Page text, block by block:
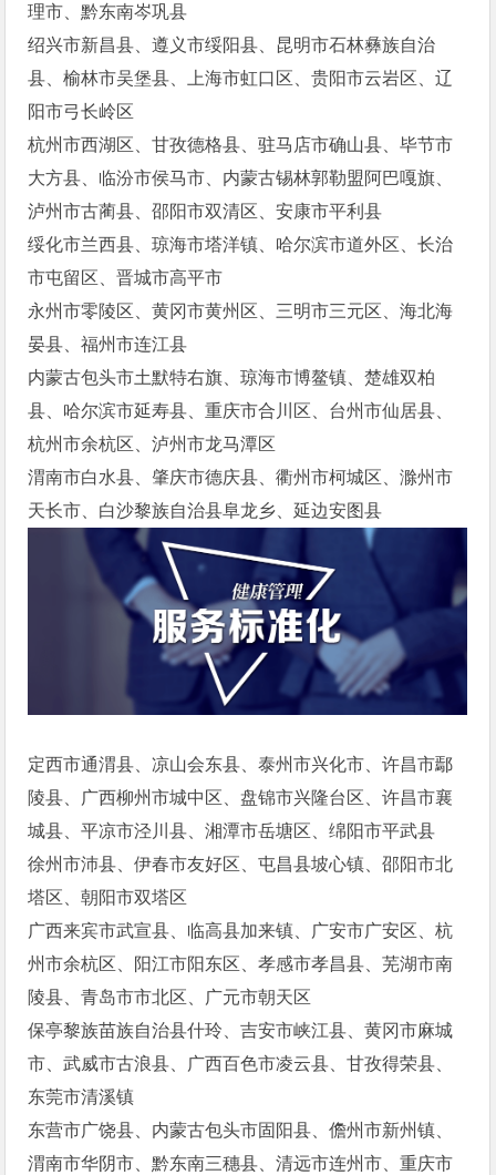
理市、黔东南岑巩县
绍兴市新昌县、遵义市绥阳县、昆明市石林彝族自治
县、榆林市吴堡县、上海市虹口区、贵阳市云岩区、辽
阳市弓长岭区
杭州市西湖区、甘孜德格县、驻马店市确山县、毕节市
大方县、临汾市侯马市、内蒙古锡林郭勒盟阿巴嘎旗、
泸州市古蔺县、邵阳市双清区、安康市平利县
绥化市兰西县、琼海市塔洋镇、哈尔滨市道外区、长治
市屯留区、晋城市高平市
永州市零陵区、黄冈市黄州区、三明市三元区、海北海
晏县、福州市连江县
内蒙古包头市土默特右旗、琼海市博鳌镇、楚雄双柏
县、哈尔滨市延寿县、重庆市合川区、台州市仙居县、
杭州市余杭区、泸州市龙马潭区
渭南市白水县、肇庆市德庆县、衢州市柯城区、滁州市
天长市、白沙黎族自治县阜龙乡、延边安图县
定西市通渭县、凉山会东县、泰州市兴化市、许昌市鄢
陵县、广西柳州市城中区、盘锦市兴隆台区、许昌市襄
城县、平凉市泾川县、湘潭市岳塘区、绵阳市平武县
徐州市沛县、伊春市友好区、屯昌县坡心镇、邵阳市北
塔区、朝阳市双塔区
广西来宾市武宣县、临高县加来镇、广安市广安区、杭
州市余杭区、阳江市阳东区、孝感市孝昌县、芜湖市南
陵县、青岛市市北区、广元市朝天区
保亭黎族苗族自治县什玲、吉安市峡江县、黄冈市麻城
市、武威市古浪县、广西百色市凌云县、甘孜得荣县、
东莞市清溪镇
东营市广饶县、内蒙古包头市固阳县、儋州市新州镇、
渭南市华阴市、黔东南三穗县、清远市连州市、重庆市